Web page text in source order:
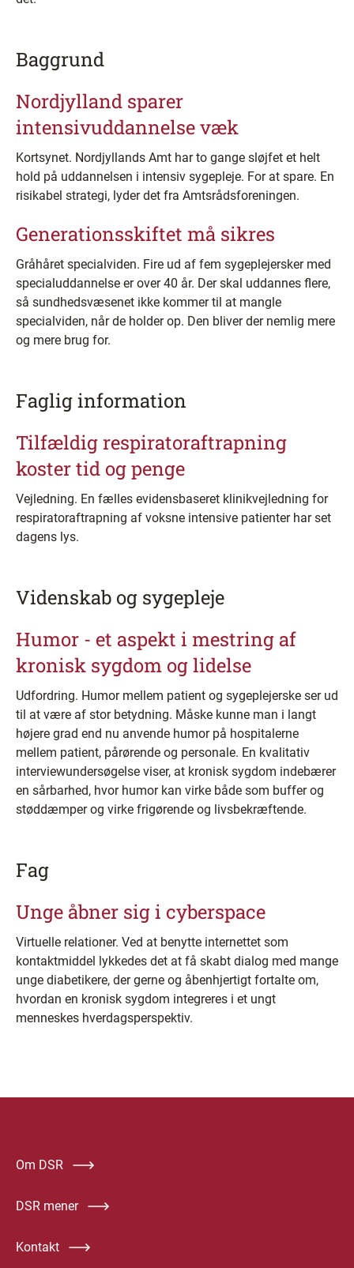
Baggrund
Nordjylland sparer
intensivuddannelse væk
Kortsynet. Nordjyllands Amt har to gange sløjfet et helt
hold på uddannelsen i intensiv sygepleje. For at spare. En
risikabel strategi, lyder det fra Amtsrådsforeningen.
Generationsskiftet må sikres
Gråhåret specialviden. Fire ud af fem sygeplejersker med
specialuddannelse er over 40 år. Der skal uddannes flere,
så sundhedsvæsenet ikke kommer til at mangle
specialviden, når de holder op. Den bliver der nemlig mere
og mere brug for.
Faglig information
Tilfældig respiratoraftrapning
koster tid og penge
Vejledning. En fælles evidensbaseret klinikvejledning for
respiratoraftrapning af voksne intensive patienter har set
dagens lys.
Videnskab og sygepleje
Humor - et aspekt i mestring af
kronisk sygdom og lidelse
Udfordring. Humor mellem patient og sygeplejerske ser ud
til at være af stor betydning. Måske kunne man i langt
højere grad end nu anvende humor på hospitalerne
mellem patient, pårørende og personale. En kvalitativ
interviewundersøgelse viser, at kronisk sygdom indebærer
en sårbarhed, hvor humor kan virke både som buffer og
støddæmper og virke frigørende og livsbekræftende.
Fag
Unge åbner sig i cyberspace
Virtuelle relationer. Ved at benytte internettet som
kontaktmiddel lykkedes det at få skabt dialog med mange
unge diabetikere, der gerne og åbenhjertigt fortalte om,
hvordan en kronisk sygdom integreres i et ungt
menneskes hverdagsperspektiv.
Om DSR
DSR mener
Kontakt